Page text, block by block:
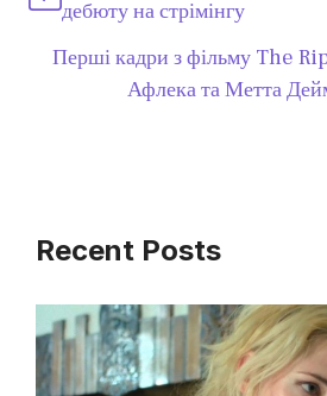
дебюту на стрімінгу
Перші кадри з фільму The
Афлека та Метта
Recent Posts